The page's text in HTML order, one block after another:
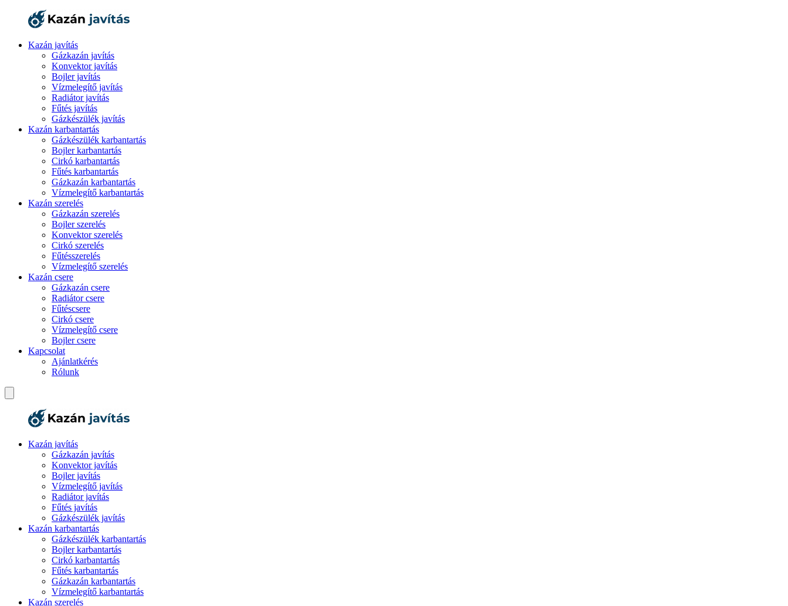
Kazán javítás
Gázkazán javítás
Konvektor javítás
Bojler javítás
Vízmelegítő javítás
Radiátor javítás
Fűtés javítás
Gázkészülék javítás
Kazán karbantartás
Gázkészülék karbantartás
Bojler karbantartás
Cirkó karbantartás
Fűtés karbantartás
Gázkazán karbantartás
Vízmelegítő karbantartás
Kazán szerelés
Gázkazán szerelés
Bojler szerelés
Konvektor szerelés
Cirkó szerelés
Fűtésszerelés
Vízmelegítő szerelés
Kazán csere
Gázkazán csere
Radiátor csere
Fűtéscsere
Cirkó csere
Vízmelegítő csere
Bojler csere
Kapcsolat
Ajánlatkérés
Rólunk
Kazán javítás
Gázkazán javítás
Konvektor javítás
Bojler javítás
Vízmelegítő javítás
Radiátor javítás
Fűtés javítás
Gázkészülék javítás
Kazán karbantartás
Gázkészülék karbantartás
Bojler karbantartás
Cirkó karbantartás
Fűtés karbantartás
Gázkazán karbantartás
Vízmelegítő karbantartás
Kazán szerelés